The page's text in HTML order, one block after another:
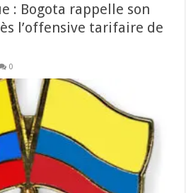
: Bogota rappelle son
l’offensive tarifaire de
0